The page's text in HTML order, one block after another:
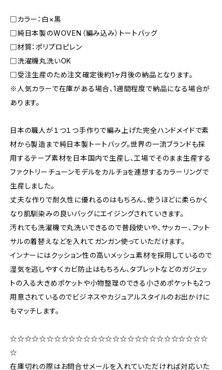
□カラー：白×黒
□純日本製のWOVEN（編み込み）トートバッグ
□材質：ポリプロピレン
□洗濯機丸洗いOK
□受注生産のため注文確定後約1ヶ月後の納品となります。
※人気カラーで在庫がある場合、1週間程度で納品になる場合が
あります。
日本の職人が１つ１つ手作りで編み上げた完全ハンドメイドで素
材から製造まで純日本製トートバッグ。世界の一流ブランドも採
用するテープ素材を日本国内で生産し、工場でそのまま生産する
ファクトリーチューンモデルをカルチョを連想するカラーリングで
生産しました。
丈夫な作りで耐久性に優れるのはもちろん、使うほどに柔らかく
なり肌馴染みの良いバッグにエイジングされていきます。
汚れても洗濯機で丸洗いできるので普段使いや、サッカー、フット
サルの着替えなどを入れてガンガン使っていただけます。
インナーにはクッション性の高いメッシュ素材を採用しているので
湿気を逃しやすくカビ防止はもちろん、タブレットなどのガジェッ
トの入る大きめポケットや小物整理のできる小さめポケットも2つ
用意されているのでビジネスやカジュアルスタイルのお出かけに
もマッチします。
☆☆☆☆☆☆☆☆☆☆☆☆☆☆☆☆☆☆☆☆☆☆☆☆☆☆☆
☆
在庫切れの際はお問合せメールを入れていただければ対応いた